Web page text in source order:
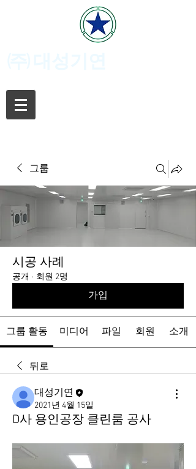
그룹
시공 사례
공개 · 회원 2명
가입
그룹 활동 미디어 파일 회원 소개
뒤로
대성기연
2021년 4월 15일
D사 용인공장 클린룸 공사